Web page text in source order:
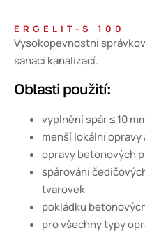
ERGELIT-S 100
Vysokopevnostní
sanaci kanalizací.
Oblasti použití:
vyplnění spár ≤ 10
menší lokální
opravy betonových
spárování
tvarovek
pokládku
pro všechny typy